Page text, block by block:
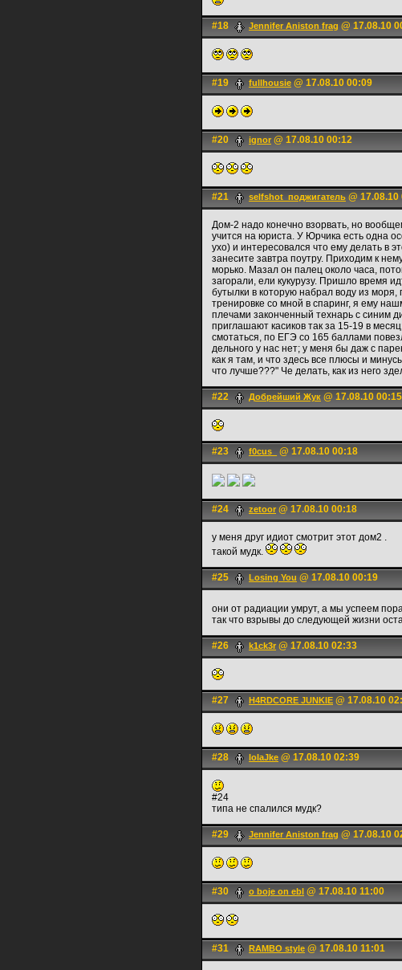
#18 Jennifer Aniston frag @ 17.08.10
#19 fullhousie @ 17.08.10 00:09
#20 ignоr @ 17.08.10 00:12
#21 selfshot_поджигатель @ 17.08.10
Дом-2 надо конечно взорвать, но
учится на юриста. У Юрчика есть одна
ухо) и интересовался что ему делать в
занесите завтра поутру. Приходим к
морько. Мазал он палец около часа,
загорали, ели кукурузу. Пришло время
бутылки в которую набрал воду из
тренировке со мной в спаринг, я ему
плечами законченный технарь с синим
приглашают касиков так за 15-19 в
смотаться, по ЕГЭ со 165 баллами
дельного у нас нет; у меня бы даж с
как я там, и что здесь все плюсы и
что лучше???" Че делать, как из него
#22 Добрейший Жук @ 17.08.10 00:15
#23 f0cus_ @ 17.08.10 00:18
#24 zetoor @ 17.08.10 00:18
у меня друг идиот смотрит этот дом2 .
такой мудк.
#25 Losing You @ 17.08.10 00:19
они от радиации умрут, а мы успеем
так что взрывы до следующей жизни
#26 k1ck3r @ 17.08.10 02:33
#27 H4RDCORE JUNKIE @ 17.08.10
#28 lolaJke @ 17.08.10 02:39
#24
типа не спалился мудк?
#29 Jennifer Aniston frag @ 17.08.10
#30 o boje on ebl @ 17.08.10 11:00
#31 RAMBO style @ 17.08.10 11:01